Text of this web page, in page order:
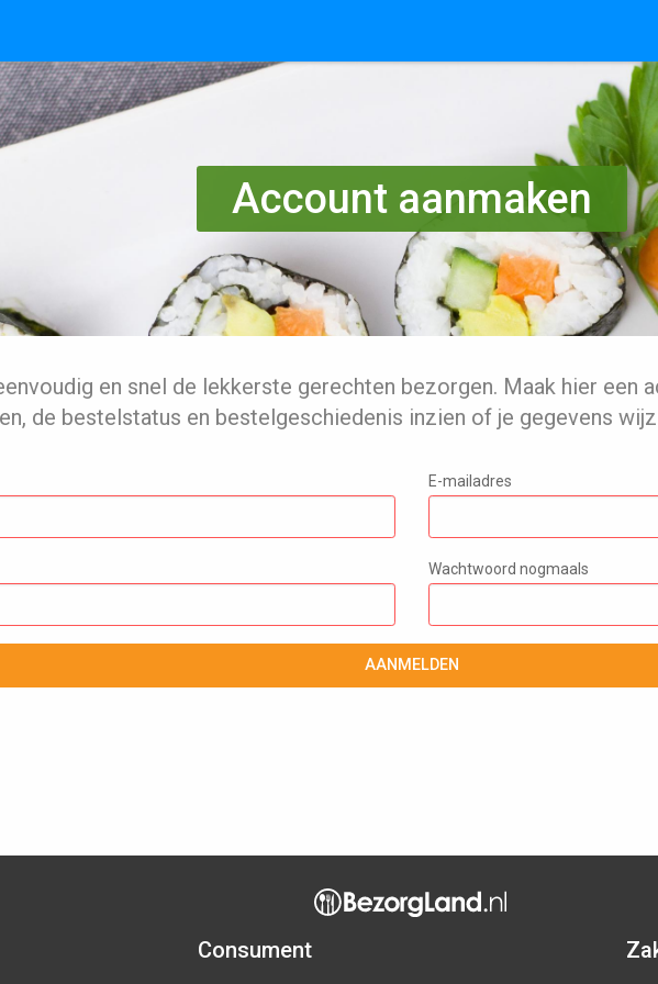
Account aanmaken
en snel de lekkerste gerechten bezorgen. Maak hier een
de bestelstatus en bestelgeschiedenis inzien of je gegevens
E-mailadres
Wachtwoord nogmaals
AANMELDEN
Consument